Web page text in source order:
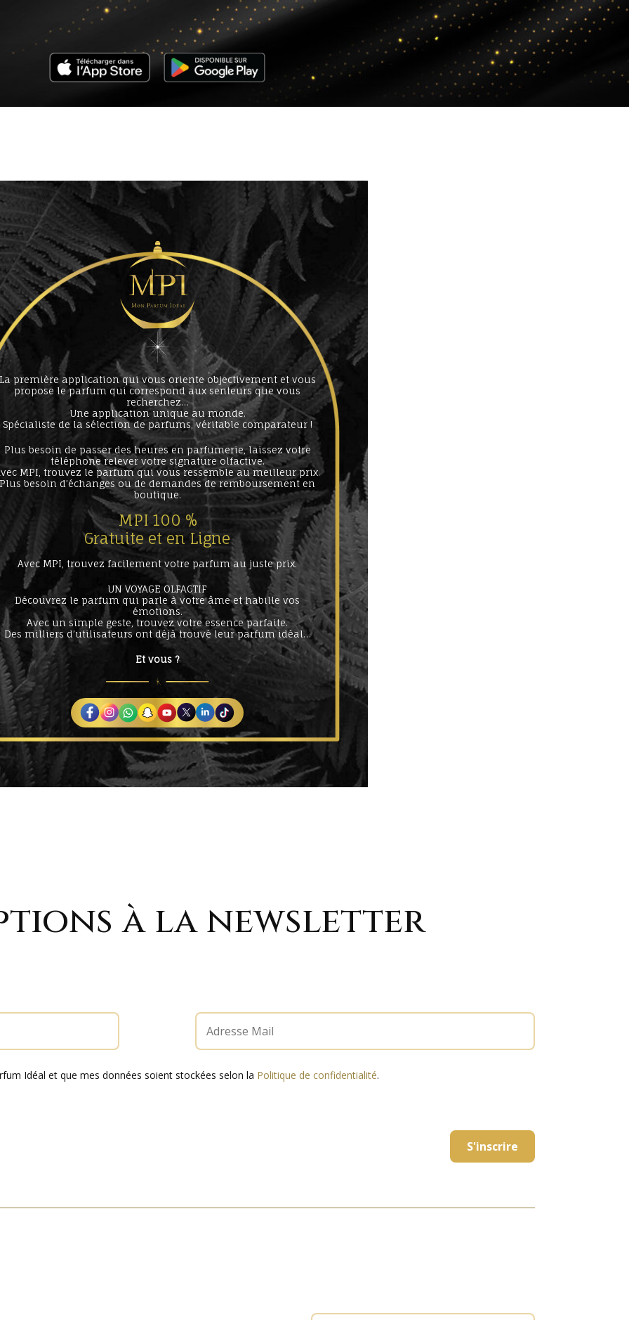
première application qui vous oriente objectivement et vous
propose le parfum qui correspond aux senteurs que vous
recherchez…
Une application unique au monde.
Spécialiste de la sélection de parfums, véritable comparateur !
Plus besoin de passer des heures en parfumerie, laissez votre
téléphone relever votre signature olfactive.
MPI, trouvez le parfum qui vous ressemble au meilleur prix.
Plus besoin d’échanges ou de demandes de remboursement en
boutique.
MPI 100 %
Gratuite et en Ligne
Avec MPI, trouvez facilement votre parfum au juste prix.
UN VOYAGE OLFACTIF
Découvrez le parfum qui parle à votre âme et habille vos
émotions.
Avec un simple geste, trouvez votre essence parfaite.
Des milliers d’utilisateurs ont déjà trouvé leur parfum idéal…
Et vous ?
à la newsletter
Idéal et que mes données soient stockées selon la Politique de confidentialité.